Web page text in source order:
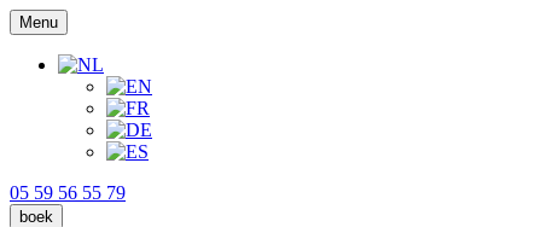
Menu
05 59 56 55 79
boek